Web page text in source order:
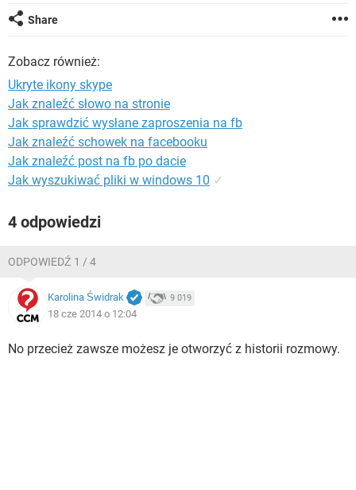
INSTAGRAM
Share
Zobacz również:
Ukryte ikony skype
Jak znaleźć słowo na stronie
Jak sprawdzić wysłane zaproszenia na fb
Jak znaleźć schowek na facebooku
Jak znaleźć post na fb po dacie
Jak wyszukiwać pliki w windows 10 ✓
4 odpowiedzi
ODPOWIEDŹ 1 / 4
Karolina Świdrak 9 019
18 cze 2014 o 12:04
No przecież zawsze możesz je otworzyć z historii rozmowy.